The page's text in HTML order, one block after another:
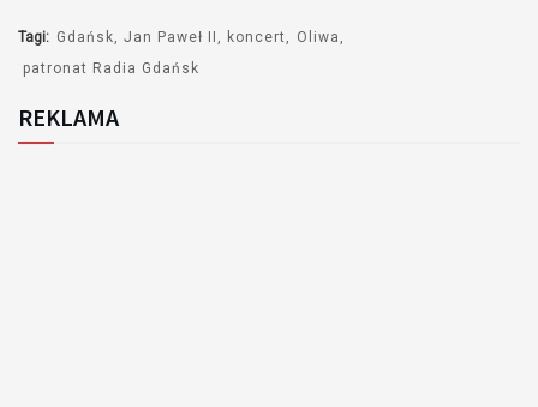
Tagi: Gdańsk Jan Paweł II koncert
Oliwa
patronat Radia Gdańsk
REKLAMA